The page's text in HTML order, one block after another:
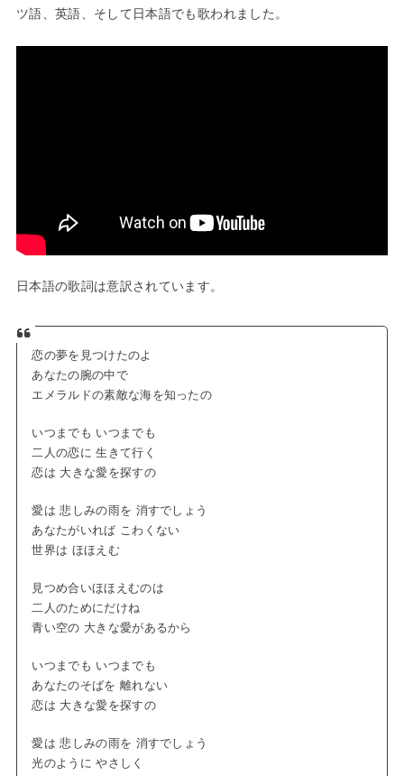
ツ語、英語、そして日本語でも歌われました。
日本語の歌詞は意訳されています。
恋の夢を見つけたのよ
あなたの腕の中で
エメラルドの素敵な海を知ったの
いつまでも いつまでも
二人の恋に 生きて行く
恋は 大きな愛を探すの
愛は 悲しみの雨を 消すでしょう
あなたがいれば こわくない
世界は ほほえむ
見つめ合いほほえむのは
二人のためにだけね
青い空の 大きな愛があるから
いつまでも いつまでも
あなたのそばを 離れない
恋は 大きな愛を探すの
愛は 悲しみの雨を 消すでしょう
光のように やさしく